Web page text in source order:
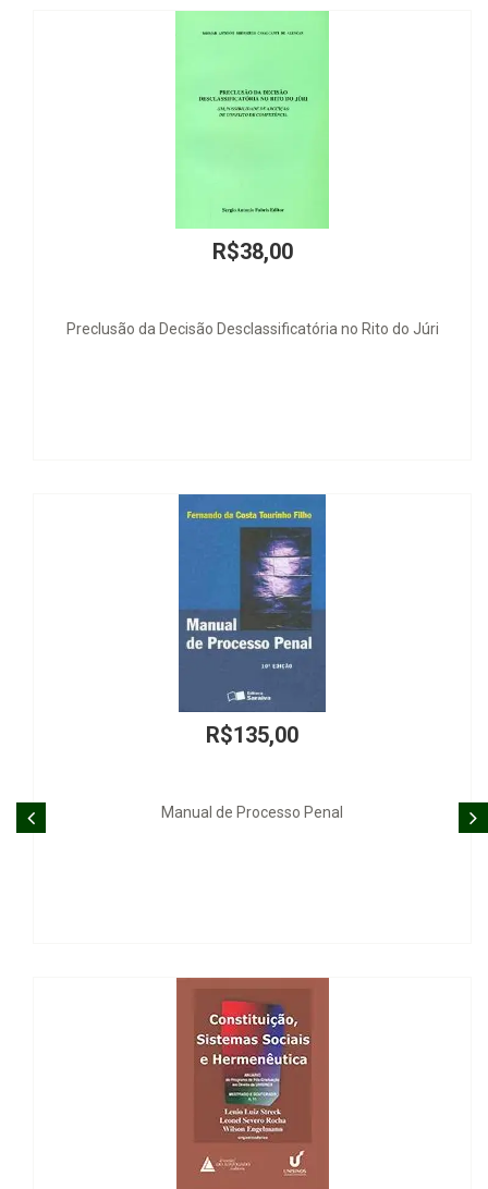
Decisão Desclassificatória no Rito do Júri
Manual de Processo Penal